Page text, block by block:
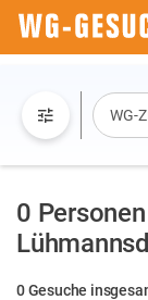
WG-
0
0 Gesuche